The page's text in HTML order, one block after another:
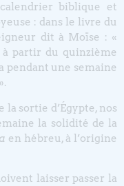
biblique et
: dans le livre du
dit à Moïse : «
partir du quinzième
pendant une semaine
sortie d’Égypte, nos
la solidité de la
en hébreu, à l’origine
laisser passer la